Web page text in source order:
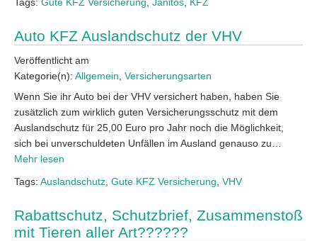
Auto KFZ Auslandschutz der VHV
Veröffentlicht am
Kategorie(n): Allgemein Versicherungsarten
Wenn Sie ihr Auto bei der VHV versichert haben, haben Sie
zusätzlich zum wirklich guten Versicherungsschutz mit dem
Auslandschutz für 25,00 Euro pro Jahr noch die Möglichkeit,
sich bei unverschuldeten Unfällen im Ausland genauso zu…
Mehr lesen
Tags: Auslandschutz Gute KFZ Versicherung VHV
Rabattschutz, Schutzbrief, Zusammenstoß
mit Tieren aller Art??????